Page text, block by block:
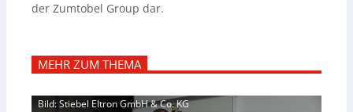
der Zumtobel Group dar.
MEHR ZUM THEMA
Bild: Stiebel Eltron GmbH & Co. KG